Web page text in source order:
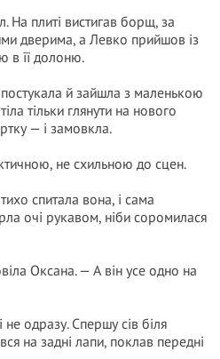
На плиті вистигав борщ, за
дверима, а Левко прийшов із
в її долоню.
постукала й зайшла з маленькою
тільки глянути на нового
— і замовкла.
не схильною до сцен.
спитала вона, і сама
очі рукавом, ніби соромилася
Оксана. — А він усе одно на
не одразу. Спершу сів біля
на задні лапи, поклав передні